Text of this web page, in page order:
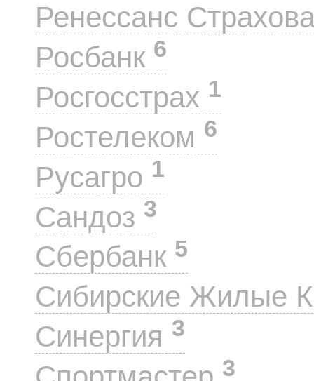
Ренессанс
Росбанк 6
Росгосстрах 1
Ростелеком 6
Русагро 1
Сандоз 3
Сбербанк 5
Сибирские Жилые
Синергия 3
3